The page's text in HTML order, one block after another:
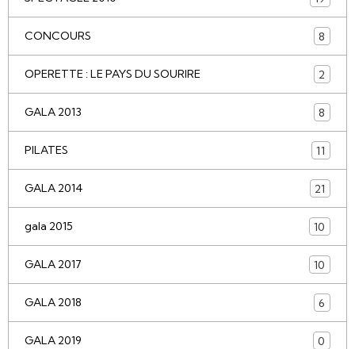
CONCOURS 8
OPERETTE : LE PAYS DU SOURIRE 2
GALA 2013 8
PILATES 11
GALA 2014 21
gala 2015 10
GALA 2017 10
GALA 2018 6
GALA 2019 0